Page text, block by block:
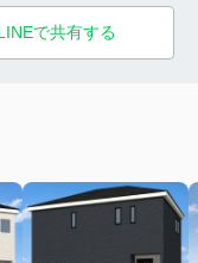
で共有する